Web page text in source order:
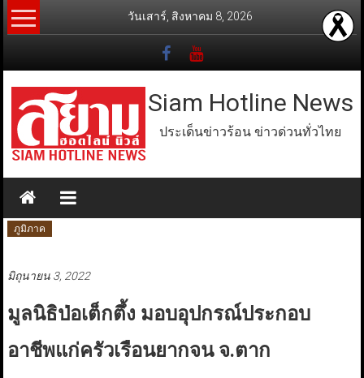
Skip
to
วันเสาร์, สิงหาคม 8, 2026
Siam Hotline News
ประเด็นข่าวร้อน ข่าวด่วนทั่วไทย
ภูมิภาค
มิถุนายน 3, 2022
มูลนิธิป่อเต็กตึ้ง มอบอุปกรณ์ประกอบ
อาชีพแก่ครัวเรือนยากจน จ.ตาก